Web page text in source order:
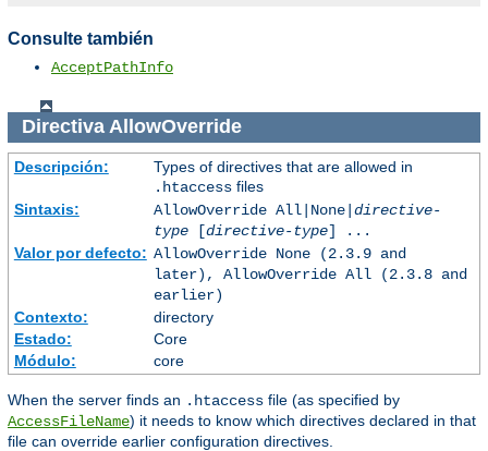
Consulte también
AcceptPathInfo
Directiva AllowOverride
Descripción:
Types of directives that are allowed in
.htaccessfiles
Sintaxis:
AllowOverride All|None| directive-
type[directive-type] ...
Valor por defecto: AllowOverride None (2.3.9 and
later), AllowOverride All (2.3.8 and
earlier)
Contexto:
directory
Estado:
Core
Módulo:
core
When the server finds an .htaccess file (as specified by
AccessFileName) it needs to know which directives declared in that
file can override earlier configuration directives.